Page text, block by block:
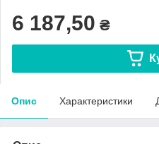
6 187,50 ₴
Опис Характеристики